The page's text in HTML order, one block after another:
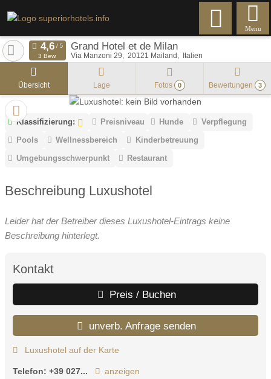
Menu
Grand Hotel et de Milan
Via Manzoni 29 20121 Mailand Italien
3 Bew.
Übersicht Lage Fotos 0 Bewertungen 3
Klassifizierung: Preisniveau Hunde
Verpflegung
Pools
Wellnessbereich
Kinderbetreuung
Umgebungsschwerpunkt
Restaurant
Beschreibung Luxushotel
Leider hat der Betreiber dieses Luxushotel-Eintrags keine
Beschreibung hinterlegt.
Kontakt
Preis / Buchen
unverb. Anfrage senden
Luxushotel auf der Karte
Telefon: +39 027... anzeigen